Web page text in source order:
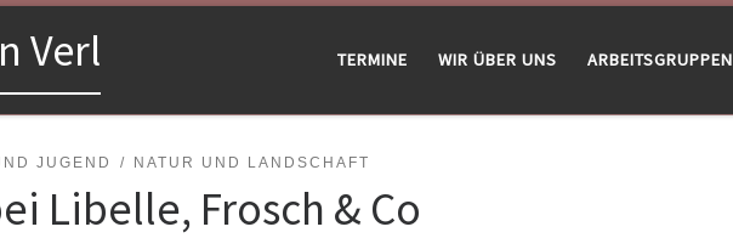
Verl TERMINE WIR ÜBER UNS ARBEITSGRUPPEN
JUGEND NATUR UND LANDSCHAFT
Libelle, Frosch & Co